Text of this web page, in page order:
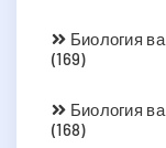
Биология
(169)
Биология
(168)